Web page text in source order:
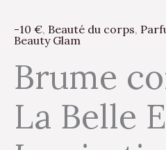
-10 €, Beauté du corps,
Beauty Glam
Brume
La Belle
corporelle
Belle
Epoque
Inspiration
Olfactive